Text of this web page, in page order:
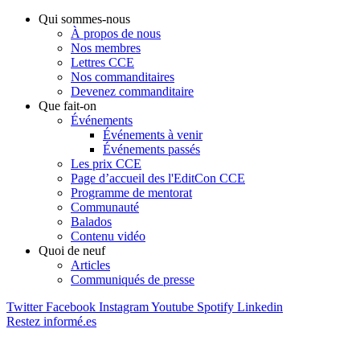
Qui sommes-nous
À propos de nous
Nos membres
Lettres CCE
Nos commanditaires
Devenez commanditaire
Que fait-on
Événements
Événements à venir
Événements passés
Les prix CCE
Page d’accueil des l'EditCon CCE
Programme de mentorat
Communauté
Balados
Contenu vidéo
Quoi de neuf
Articles
Communiqués de presse
Twitter Facebook InstagramYoutube Spotify Linkedin
Restez informé.es